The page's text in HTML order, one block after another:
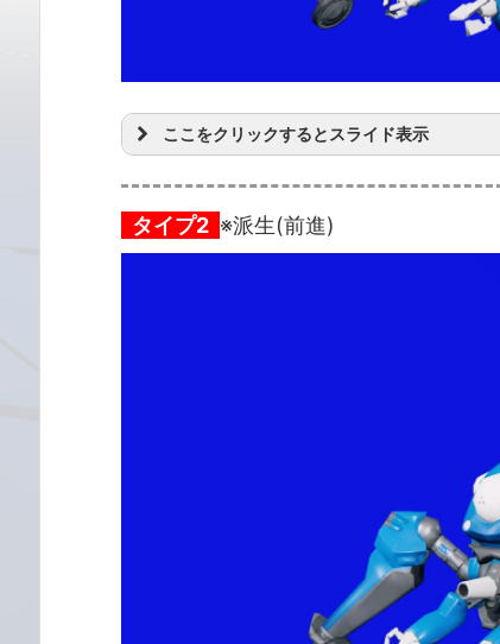
ここをクリックするとスライド表示
タイプ2 ※派生(前進)